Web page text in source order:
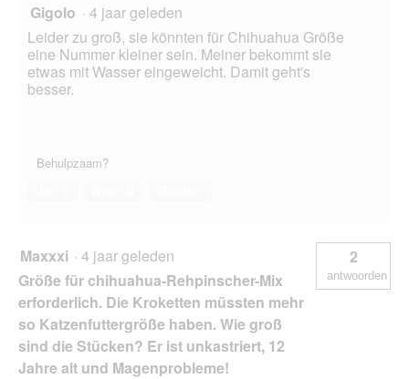
Gigolo · 4 jaar geleden
Leider zu groß, sie könnten für Chihuahua Größe
eine Nummer kleiner sein. Meiner bekommt sie
etwas mit Wasser eingeweicht. Damit geht's
besser.
Behulpzaam?
Maxxxi · 4 jaar geleden
Größe für chihuahua-Rehpinscher-Mix
erforderlich. Die Kroketten müssten mehr
so Katzenfuttergröße haben. Wie groß
sind die Stücken? Er ist unkastriert, 12
Jahre alt und Magenprobleme!
2
antwoorden